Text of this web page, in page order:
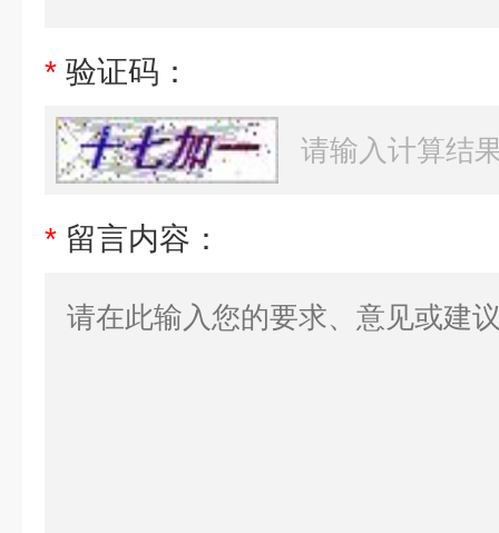
* 验证码：
* 留言内容：